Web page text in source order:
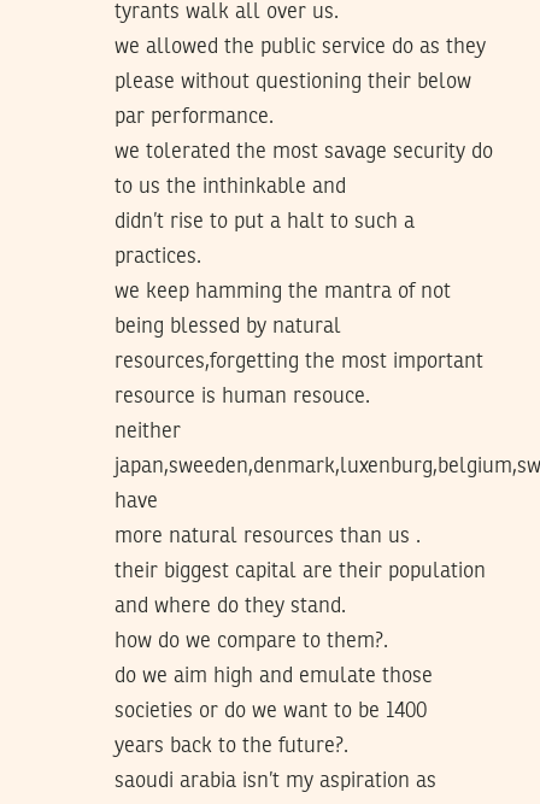
tyrants walk all over us.
we allowed the public service do as they
please without questioning their below
par performance.
we tolerated the most savage security do
to us the inthinkable and
didn’t rise to put a halt to such a
practices.
we keep hamming the mantra of not
being blessed by natural
resources,forgetting the most important
resource is human resouce.
neither
have
more natural resources than us .
their biggest capital are their population
and where do they stand.
how do we compare to them?.
do we aim high and emulate those
societies or do we want to be 1400
years back to the future?.
saoudi arabia isn’t my aspiration as